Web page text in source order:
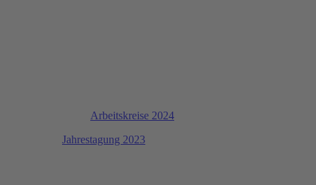
Arbeitskreise 2024
Jahrestagung 2023